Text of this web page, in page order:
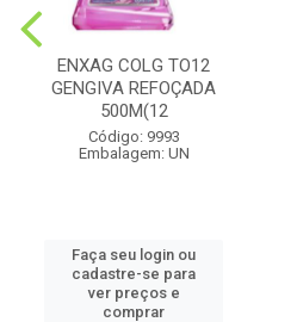
ENXAG COLG TO12
GENGIVA REFOÇADA
500M(12
Código: 9993
Embalagem: UN
Faça seu login ou
cadastre-se para
ver preços e
comprar